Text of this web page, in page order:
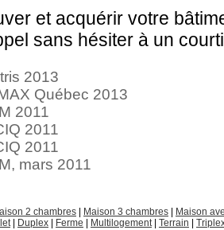
et acquérir votre
sans hésiter à un
2013
Québec 2013
2011
2011
2011
mars 2011
2 chambres Maison 3 chambres
Maison
| Duplex Ferme Multilogement| Terrain